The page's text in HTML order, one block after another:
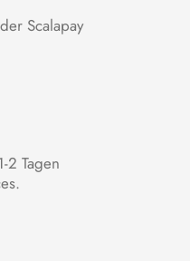
Scalapay
2 Tagen